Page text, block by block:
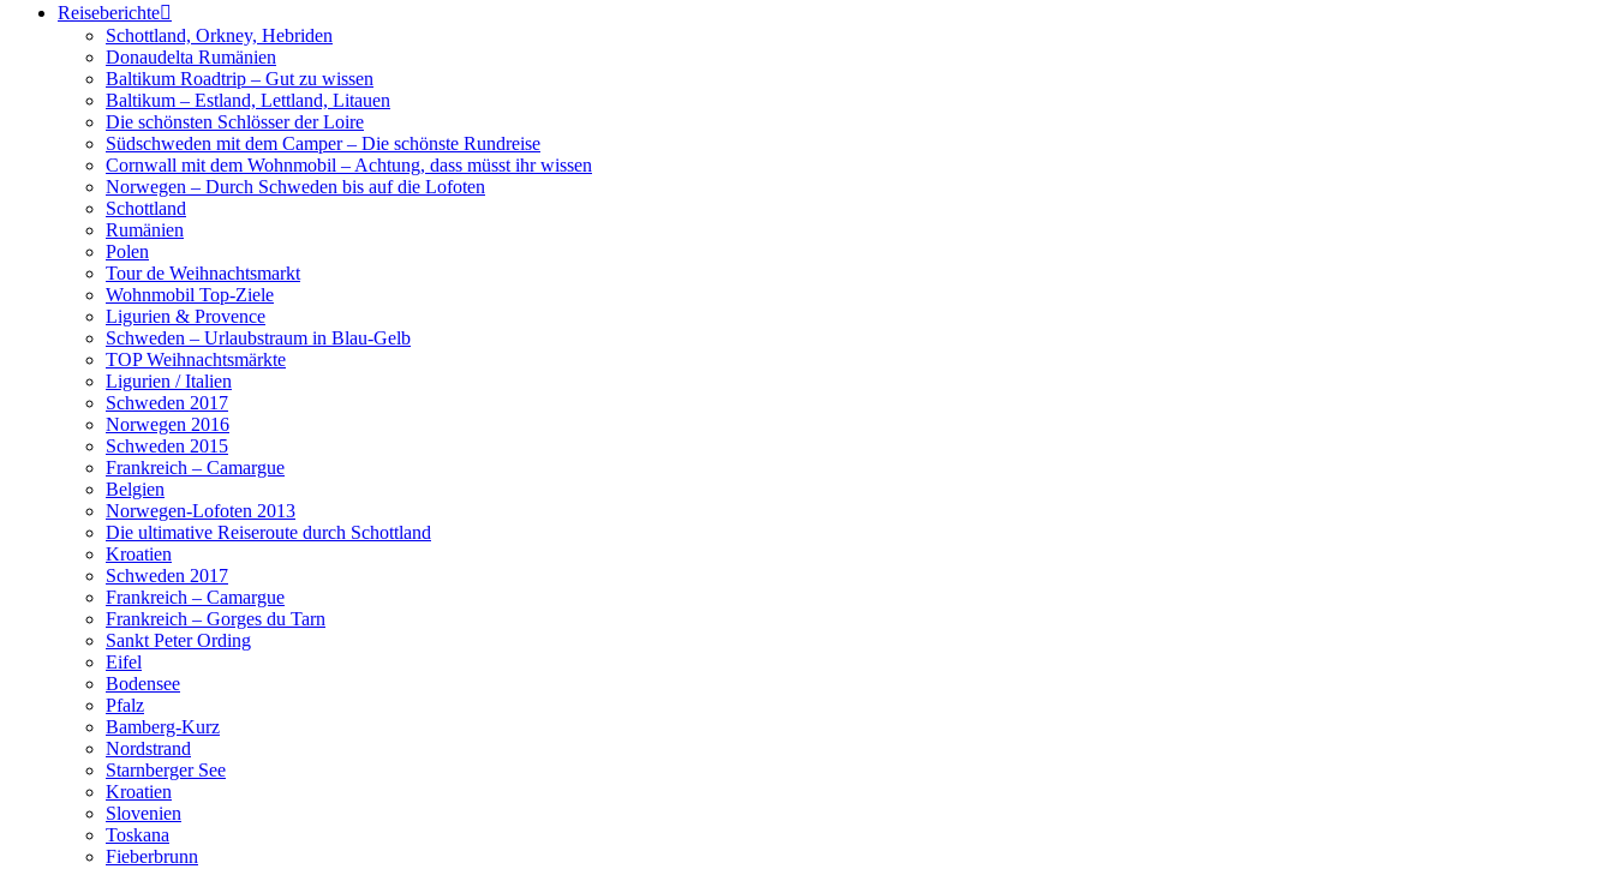
Reiseberichte
Schottland, Orkney, Hebriden
Donaudelta Rumänien
Baltikum Roadtrip – Gut zu wissen
Baltikum – Estland, Lettland, Litauen
Die schönsten Schlösser der Loire
Südschweden mit dem Camper – Die schönste Rundreise
Cornwall mit dem Wohnmobil – Achtung, dass müsst ihr wissen
Norwegen – Durch Schweden bis auf die Lofoten
Schottland
Rumänien
Polen
Tour de Weihnachtsmarkt
Wohnmobil Top-Ziele
Ligurien & Provence
Schweden – Urlaubstraum in Blau-Gelb
TOP Weihnachtsmärkte
Ligurien / Italien
Schweden 2017
Norwegen 2016
Schweden 2015
Frankreich – Camargue
Belgien
Norwegen-Lofoten 2013
Die ultimative Reiseroute durch Schottland
Kroatien
Schweden 2017
Frankreich – Camargue
Frankreich – Gorges du Tarn
Sankt Peter Ording
Eifel
Bodensee
Pfalz
Bamberg-Kurz
Nordstrand
Starnberger See
Kroatien
Slovenien
Toskana
Fieberbrunn